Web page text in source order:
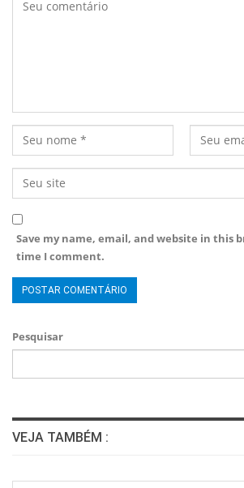
Save my name, email, and website in this
time I comment.
Pesquisar
VEJA TAMBÉM :